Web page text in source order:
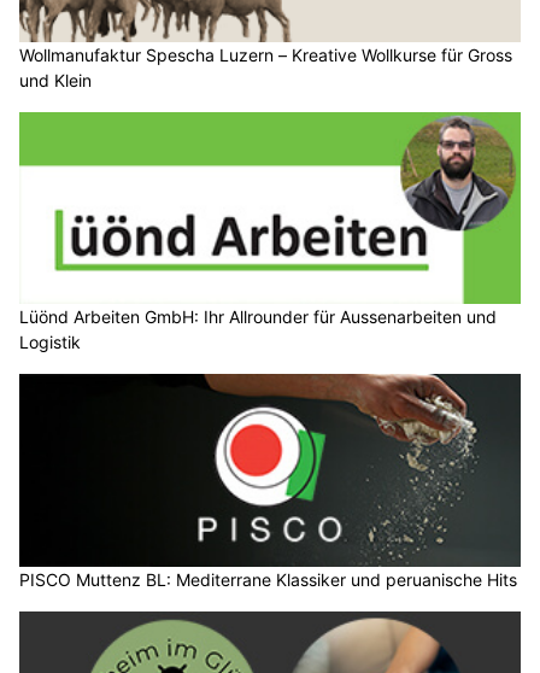
Wollmanufaktur Spescha Luzern – Kreative Wollkurse für Gross
und Klein
Lüönd Arbeiten GmbH: Ihr Allrounder für Aussenarbeiten und
Logistik
PISCO Muttenz BL: Mediterrane Klassiker und peruanische Hits